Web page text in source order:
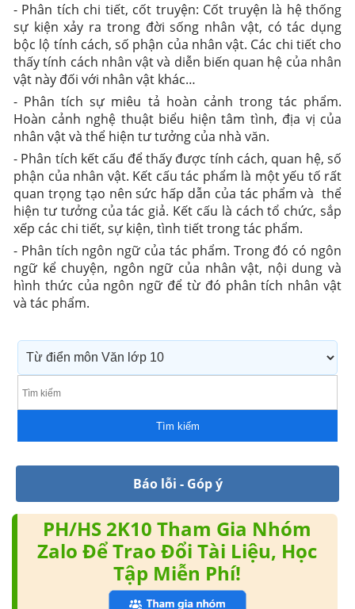
- Phân tích chi tiết, cốt truyện: Cốt truyện là hệ thống
sự kiện xảy ra trong đời sống nhân vật, có tác dụng
bộc lộ tính cách, số phận của nhân vật. Các chi tiết cho
thấy tính cách nhân vật và diễn biến quan hệ của nhân
vật này đối với nhân vật khác…
- Phân tích sự miêu tả hoàn cảnh trong tác phẩm.
Hoàn cảnh nghệ thuật biểu hiện tâm tình, địa vị của
nhân vật và thể hiện tư tưởng của nhà văn.
- Phân tích kết cấu để thấy được tính cách, quan hệ, số
phận của nhân vật. Kết cấu tác phẩm là một yếu tố rất
quan trọng tạo nên sức hấp dẫn của tác phẩm và thể
hiện tư tưởng của tác giả. Kết cấu là cách tổ chức, sắp
xếp các chi tiết, sự kiện, tình tiết trong tác phẩm.
- Phân tích ngôn ngữ của tác phẩm. Trong đó có ngôn
ngữ kể chuyện, ngôn ngữ của nhân vật, nội dung và
hình thức của ngôn ngữ để từ đó phân tích nhân vật
và tác phẩm.
Tìm kiếm
Báo lỗi - Góp ý
PH/HS 2K10 Tham Gia Nhóm
Zalo Để Trao Đổi Tài Liệu, Học
Tập Miễn Phí!